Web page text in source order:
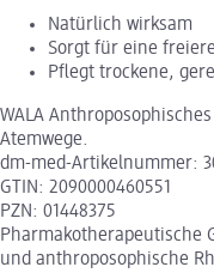
Natürlich wirksam
Sorgt für eine
Pflegt trockene,
WALA
Atemwege.
dm-med-Artikelnummer:
GTIN: 2090000460551
PZN: 01448375
Pharmakotherapeutische
und anthroposophische